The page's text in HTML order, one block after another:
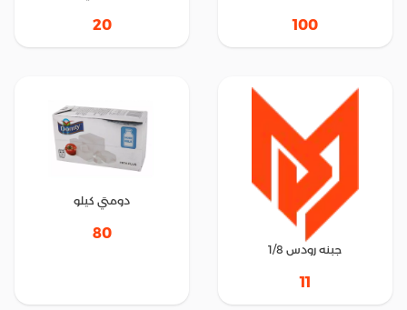
100
20
جبنه رودس 1/8
11
دومتي كيلو
80